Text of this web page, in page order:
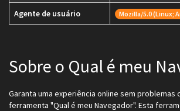
Agente de usuário Mozilla/5.0 (Linux;
Sobre o Qual é meu
Garanta uma experiência online sem problemas
ferramenta "Qual é meu Navegador". Esta